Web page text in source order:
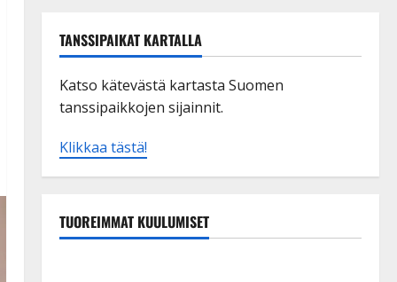
TANSSIPAIKAT KARTALLA
Katso kätevästä kartasta Suomen
tanssipaikkojen sijainnit.
Klikkaa tästä!
TUOREIMMAT KUULUMISET